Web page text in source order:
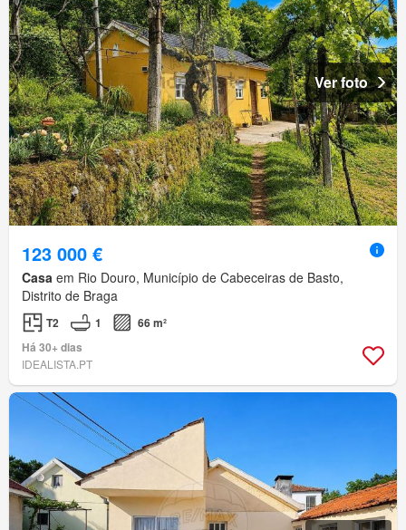
Ver foto
123 000 €
Casa em Rio Douro, Município de Cabeceiras de Basto,
Distrito de Braga
T2 1
66 m²
Há 30+ dias
IDEALISTA.PT